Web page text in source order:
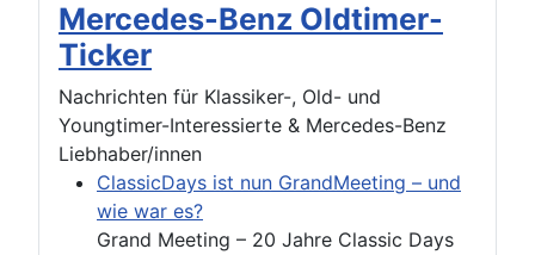
Mercedes-Benz Oldtimer-
Ticker
Nachrichten für Klassiker-, Old- und
Youngtimer-Interessierte & Mercedes-Benz
Liebhaber/innen
ClassicDays ist nun GrandMeeting – und
wie war es?
Grand Meeting – 20 Jahre Classic Days